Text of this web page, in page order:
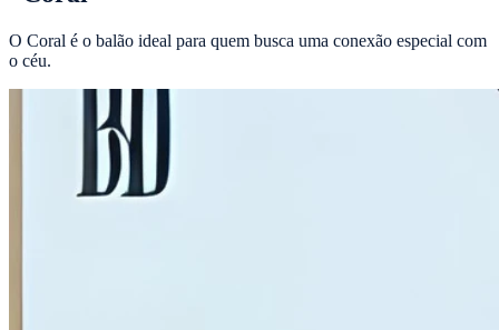
O Coral é o balão ideal para quem busca uma conexão especial com
o céu.